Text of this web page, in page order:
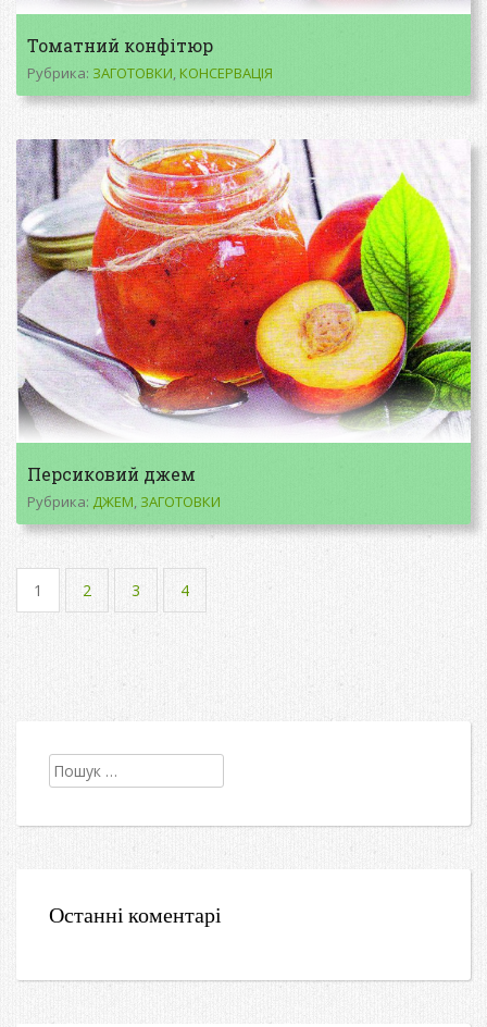
Томатний конфітюр
Рубрика: ЗАГОТОВКИ, КОНСЕРВАЦІЯ
Персиковий джем
Рубрика: ДЖЕМ, ЗАГОТОВКИ
1 2 3 4
Пошук:
Останні коментарі